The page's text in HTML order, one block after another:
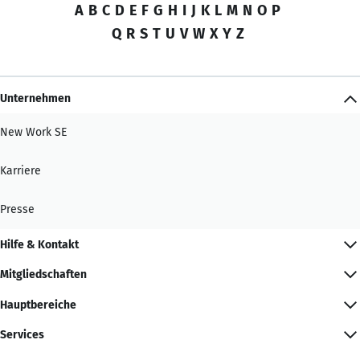
A B C D E F G H I J K L M N O P
Q R S T U V W X Y Z
Unternehmen
New Work SE
Karriere
Presse
Hilfe & Kontakt
Mitgliedschaften
Hauptbereiche
Services